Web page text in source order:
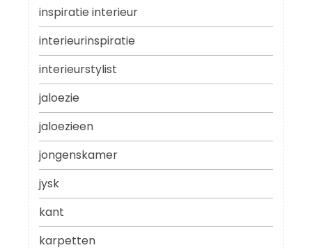
inspiratie interieur
interieurinspiratie
interieurstylist
jaloezie
jaloezieen
jongenskamer
jysk
kant
karpetten